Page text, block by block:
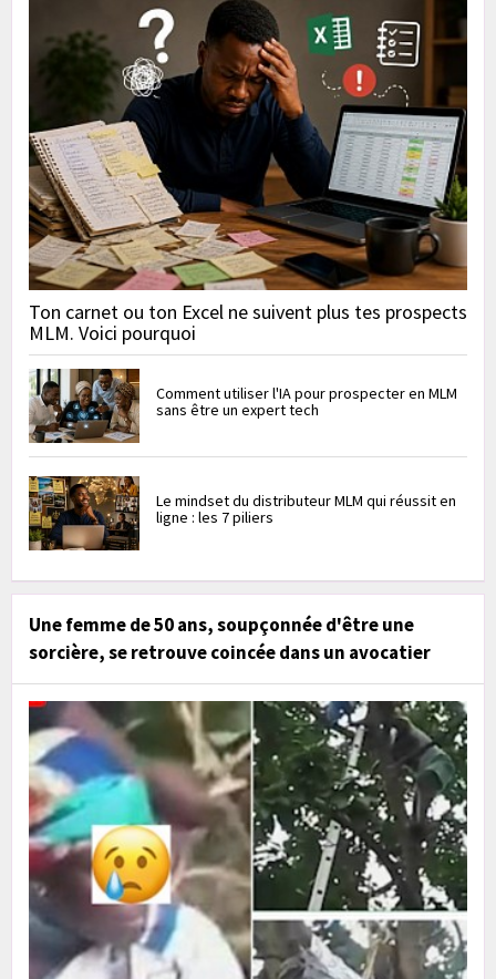
Ton carnet ou ton Excel ne suivent plus tes prospects
MLM. Voici pourquoi
Comment utiliser l'IA pour prospecter en MLM
sans être un expert tech
Le mindset du distributeur MLM qui réussit en
ligne : les 7 piliers
Une femme de 50 ans, soupçonnée d'être une
sorcière, se retrouve coincée dans un avocatier